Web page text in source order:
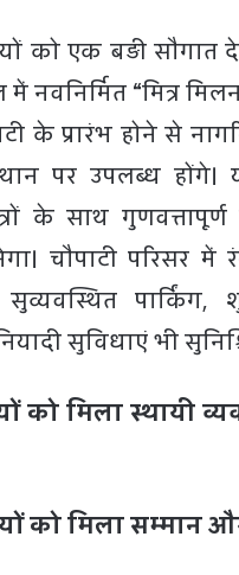
को एक बड़ी सौगात
“मित्र
के प्रारंभ होने से
पर उपलब्ध
के साथ
चौपाटी परिसर
सुव्यवस्थित
सुविधाएं भी
को मिला स्थायी
को मिला सम्मान